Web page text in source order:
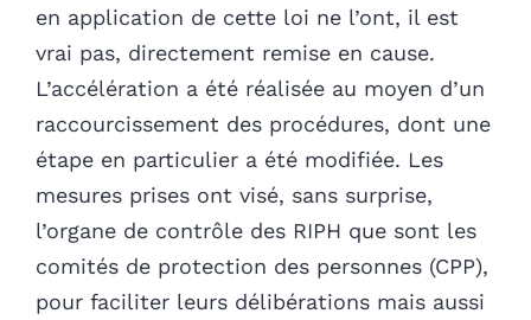
en application de cette loi ne l’ont, il est
vrai pas, directement remise en cause.
L’accélération a été réalisée au moyen d’un
raccourcissement des procédures, dont une
étape en particulier a été modifiée. Les
mesures prises ont visé, sans surprise,
l’organe de contrôle des RIPH que sont les
comités de protection des personnes (CPP),
pour faciliter leurs délibérations mais aussi